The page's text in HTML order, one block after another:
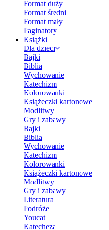
Format duży
Format średni
Format mały
Paginatory
Książki
Dla dzieci
Bajki
Biblia
Wychowanie
Katechizm
Kolorowanki
Książeczki kartonowe
Modlitwy
Gry i zabawy
Bajki
Biblia
Wychowanie
Katechizm
Kolorowanki
Książeczki kartonowe
Modlitwy
Gry i zabawy
Literatura
Podróże
Youcat
Katecheza